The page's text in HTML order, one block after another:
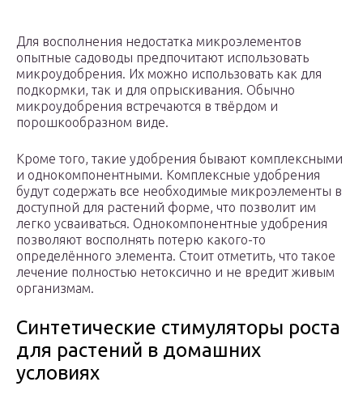
Для восполнения недостатка микроэлементов
опытные садоводы предпочитают использовать
микроудобрения. Их можно использовать как для
подкормки, так и для опрыскивания. Обычно
микроудобрения встречаются в твёрдом и
порошкообразном виде.
Кроме того, такие удобрения бывают комплексными
и однокомпонентными. Комплексные удобрения
будут содержать все необходимые микроэлементы в
доступной для растений форме, что позволит им
легко усваиваться. Однокомпонентные удобрения
позволяют восполнять потерю какого-то
определённого элемента. Стоит отметить, что такое
лечение полностью нетоксично и не вредит живым
организмам.
Синтетические стимуляторы роста
для растений в домашних
условиях